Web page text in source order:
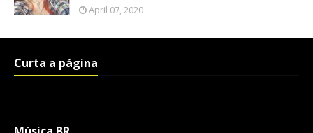
April 07, 2020
Curta a página